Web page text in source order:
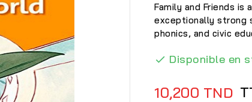
Family and Friends
exceptionally strong
phonics, and civic
 Disponible en
10,200 TND